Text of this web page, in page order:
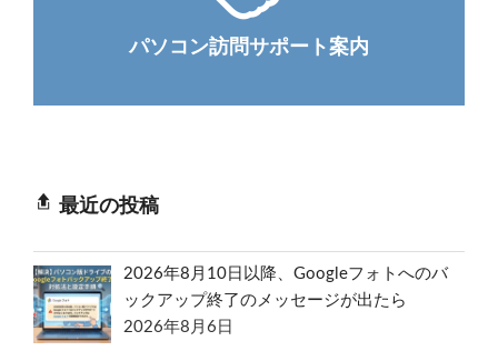
パソコン訪問サポート案内
最近の投稿
2026年8月10日以降、Googleフォトへのバ
ックアップ終了のメッセージが出たら
2026年8月6日